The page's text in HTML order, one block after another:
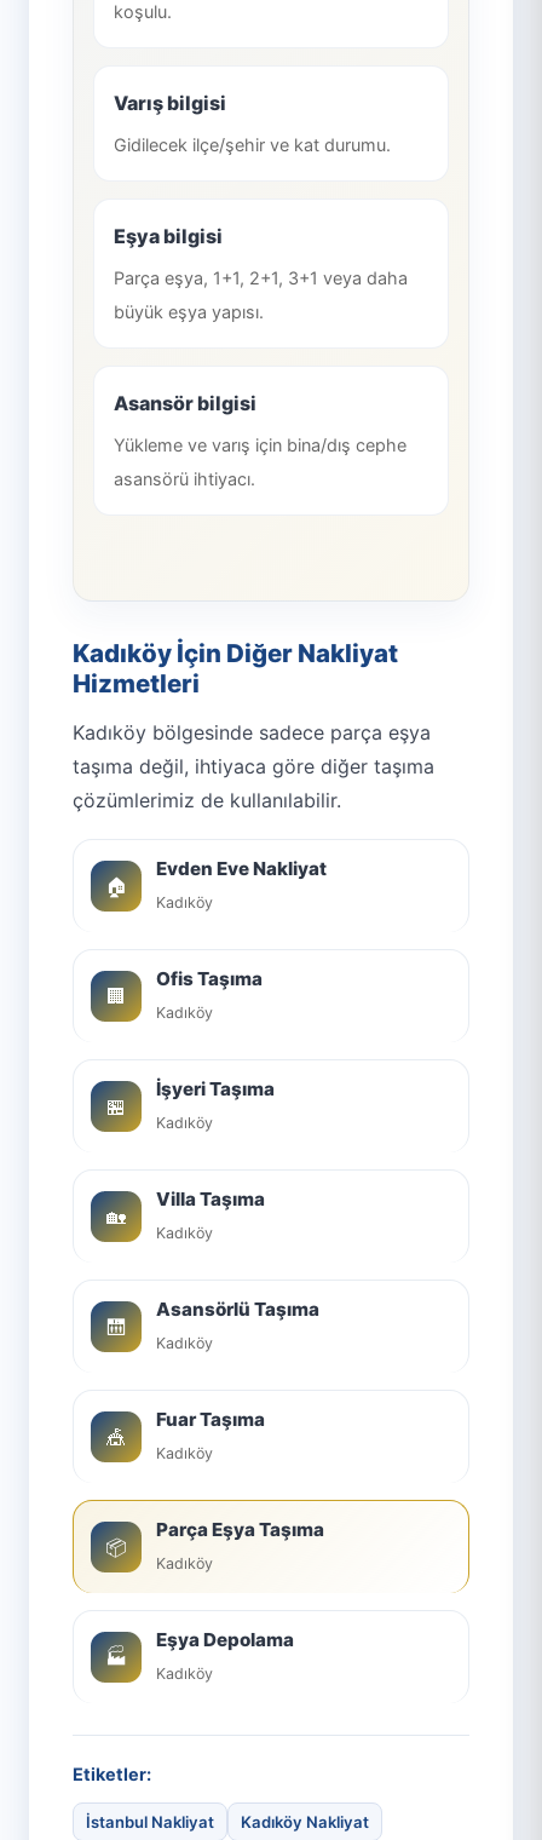
koşulu.
Varış bilgisi
Gidilecek ilçe/şehir ve kat durumu.
Eşya bilgisi
Parça eşya, 1+1, 2+1, 3+1 veya daha
büyük eşya yapısı.
Asansör bilgisi
Yükleme ve varış için bina/dış cephe
asansörü ihtiyacı.
Kadıköy İçin Diğer Nakliyat
Hizmetleri
Kadıköy bölgesinde sadece parça eşya
taşıma değil, ihtiyaca göre diğer taşıma
çözümlerimiz de kullanılabilir.
🏠
Evden Eve Nakliyat
Kadıköy
🏢
Ofis Taşıma
Kadıköy
🏪
İşyeri Taşıma
Kadıköy
🏡
Villa Taşıma
Kadıköy
🛗
Asansörlü Taşıma
Kadıköy
🎪
Fuar Taşıma
Kadıköy
📦
Parça Eşya Taşıma
Kadıköy
🏭
Eşya Depolama
Kadıköy
Etiketler:
İstanbul Nakliyat Kadıköy Nakliyat